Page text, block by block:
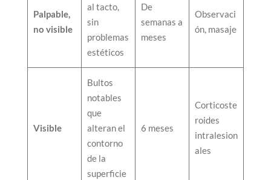
Palpable,
no visible
al tacto,
sin
problemas
estéticos
De
semanas a
meses
Observaci
ón, masaje
Visible
Bultos
notables
que
alteran el
contorno
de la
superficie
6 meses
Corticoste
roides
intralesion
ales